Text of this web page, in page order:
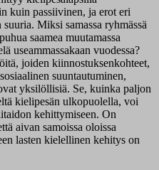
kuin passiivinen, ja erot eri
Miksi samassa ryhmässä
saamea muutamassa
useammassakaan vuodessa?
joiden kiinnostuksenkohteet,
suuntautuminen,
yksilöllisiä. Se, kuinka paljon
kielipesän ulkopuolella, voi
kehittymiseen. On
aivan samoissa oloissa
lasten kielellinen kehitys on